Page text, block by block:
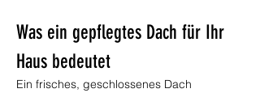
Was ein gepflegtes Dach für Ihr
Haus bedeutet
Ein frisches, geschlossenes Dach